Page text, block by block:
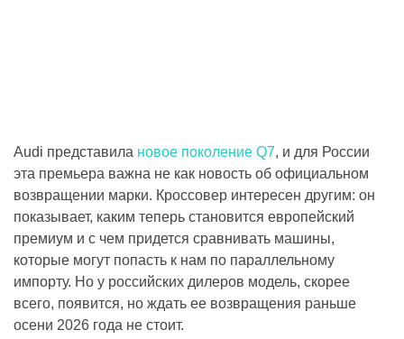
Audi представила новое поколение Q7, и для России
эта премьера важна не как новость об официальном
возвращении марки. Кроссовер интересен другим: он
показывает, каким теперь становится европейский
премиум и с чем придется сравнивать машины,
которые могут попасть к нам по параллельному
импорту. Но у российских дилеров модель, скорее
всего, появится, но ждать ее возвращения раньше
осени 2026 года не стоит.